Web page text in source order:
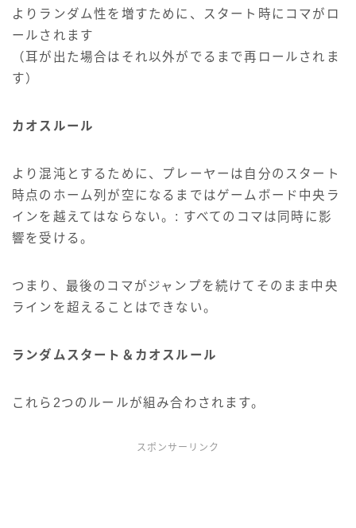
よりランダム性を増すために、スタート時にコマがロ
ールされます
（耳が出た場合はそれ以外がでるまで再ロールされま
す）
カオスルール
より混沌とするために、プレーヤーは自分のスタート
時点のホーム列が空になるまではゲームボード中央ラ
インを越えてはならない。: すべてのコマは同時に影
響を受ける。
つまり、最後のコマがジャンプを続けてそのまま中央
ラインを超えることはできない。
ランダムスタート＆カオスルール
これら2つのルールが組み合わされます。
スポンサーリンク